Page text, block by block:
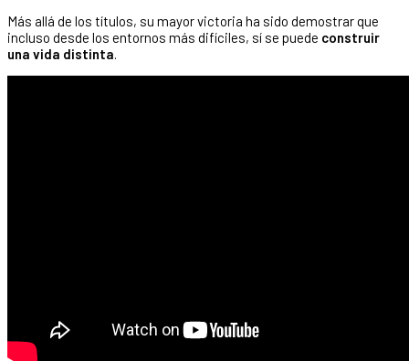
Más allá de los títulos, su mayor victoria ha sido demostrar que
incluso desde los entornos más difíciles, sí se puede construir
una vida distinta.